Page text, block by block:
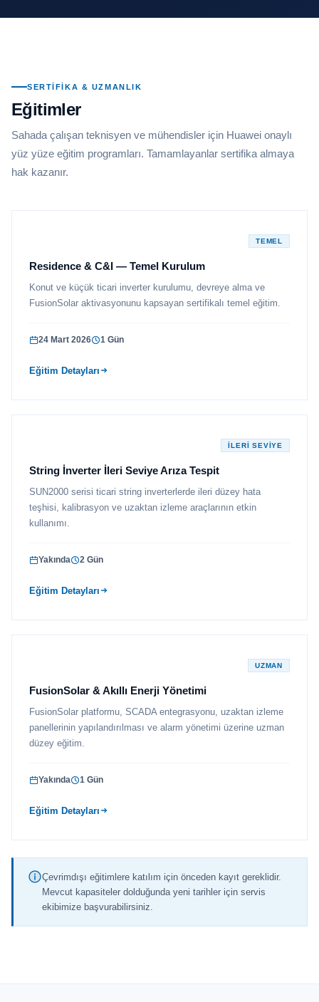
SERTIFIKA & UZMANLIK
Eğitimler
Sahada çalışan teknisyen ve mühendisler için Huawei onaylı
yüz yüze eğitim programları. Tamamlayanlar sertifika almaya
hak kazanır.
TEMEL
Residence & C&I — Temel Kurulum
Konut ve küçük ticari inverter kurulumu, devreye alma ve
FusionSolar aktivasyonunu kapsayan sertifikalı temel eğitim.
24 Mart 2026 1 Gün
Eğitim Detayları
İLERI SEVIYE
String İnverter İleri Seviye Arıza Tespit
SUN2000 serisi ticari string inverterlerde ileri düzey hata
teşhisi, kalibrasyon ve uzaktan izleme araçlarının etkin
kullanımı.
Yakında 2 Gün
Eğitim Detayları
UZMAN
FusionSolar & Akıllı Enerji Yönetimi
FusionSolar platformu, SCADA entegrasyonu, uzaktan izleme
panellerinin yapılandırılması ve alarm yönetimi üzerine uzman
düzey eğitim.
Yakında 1 Gün
Eğitim Detayları
Çevrimdışı eğitimlere katılım için önceden kayıt gereklidir.
Mevcut kapasiteler dolduğunda yeni tarihler için servis
ekibimize başvurabilirsiniz.